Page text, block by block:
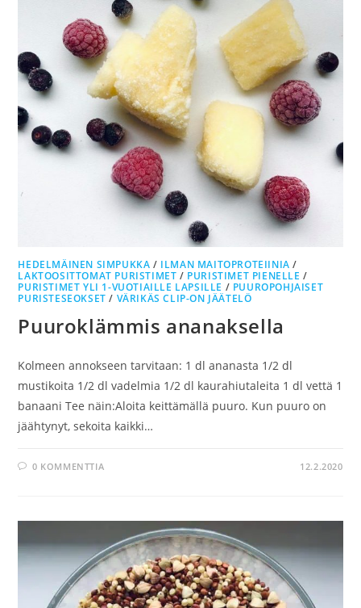
HEDELMÄINEN SIMPUKKA / ILMAN MAITOPROTEIINIA /
LAKTOOSITTOMAT PURISTIMET / PURISTIMET PIENELLE /
PURISTIMET YLI 1-VUOTIAILLE LAPSILLE / PUUROPOHJAISET
PURISTESEOKSET / VÄRIKÄS CLIP-ON JÄÄTELÖ
Puuroklämmis ananaksella
Kolmeen annokseen tarvitaan: 1 dl ananasta 1/2 dl
mustikoita 1/2 dl vadelmia 1/2 dl kaurahiutaleita 1 dl vettä 1
banaani Tee näin:Aloita keittämällä puuro. Kun puuro on
jäähtynyt, sekoita kaikki…
0 KOMMENTTIA 12.2.2020